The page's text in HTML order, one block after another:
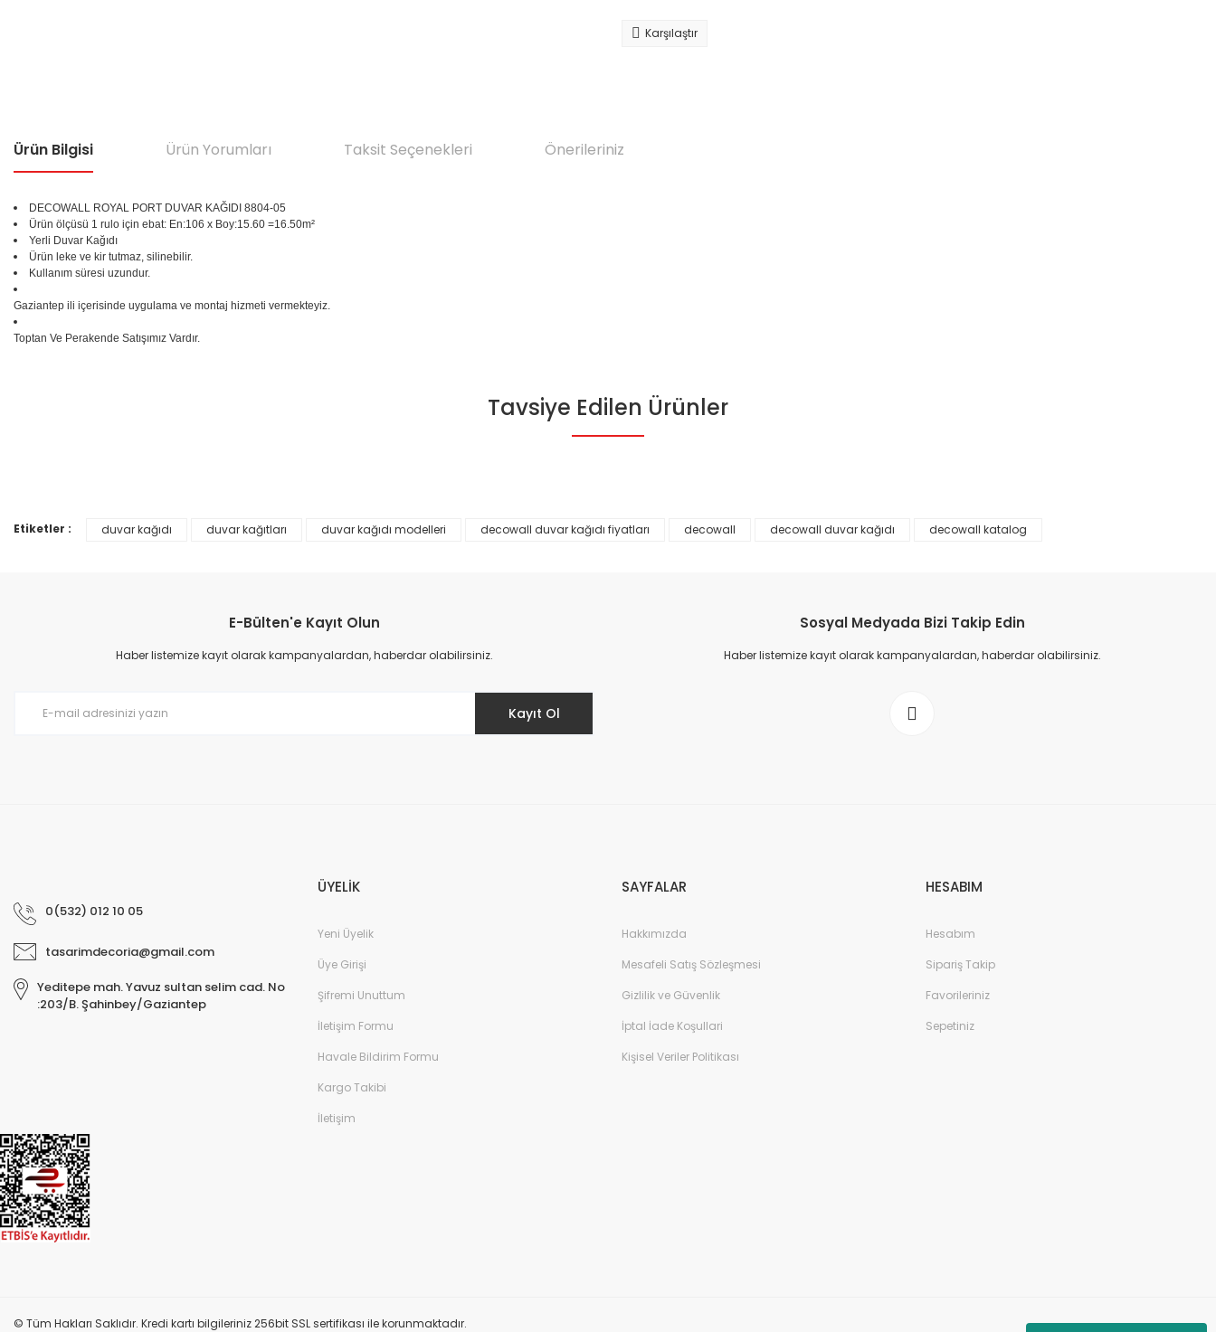
Karşılaştır
Ürün Bilgisi Ürün Yorumları Taksit Seçenekleri Önerileriniz
DECOWALL ROYAL PORT DUVAR KAĞIDI 8804-05
Ürün ölçüsü 1 rulo için ebat: En:106 x Boy:15.60 =16.50m²
Yerli Duvar Kağıdı
Ürün leke ve kir tutmaz, silinebilir.
Kullanım süresi uzundur.
Gaziantep ili içerisinde uygulama ve montaj hizmeti vermekteyiz.
Toptan Ve Perakende Satışımız Vardır.
Bu ürüne ilk yorumu siz yapın!
Bu ürünün fiyat bilgisi, resim, ürün açıklamalarında ve diğer konularda yetersiz gördüğünüz noktaları öneri formunu kullanarak tarafımıza iletebilirsiniz.
Ürün bilgilerinde hatalar bulunuyor.
Gönder
Tavsiye Edilen Ürünler
Etiketler : duvar kağıdı duvar kağıtları duvar kağıdı modelleri decowall duvar kağıdı fiyatları decowall decowall duvar kağıdı decowall katalog
E-Bülten'e Kayıt Olun
Haber listemize kayıt olarak kampanyalardan, haberdar olabilirsiniz.
Kayıt Ol
Sosyal Medyada Bizi Takip Edin
Haber listemize kayıt olarak kampanyalardan, haberdar olabilirsiniz.
0(532) 012 10 05
tasarimdecoria@gmail.com
Yeditepe mah. Yavuz sultan selim cad. No
:203/B. Şahinbey/Gaziantep
ÜYELİK
Yeni Üyelik
Üye Girişi
Şifremi Unuttum
İletişim Formu
Havale Bildirim Formu
Kargo Takibi
İletişim
SAYFALAR
Hakkımızda
Mesafeli Satış Sözleşmesi
Gizlilik ve Güvenlik
İptal İade Koşullari
Kişisel Veriler Politikası
HESABIM
Hesabım
Sipariş Takip
Favorileriniz
Sepetiniz
© Tüm Hakları Saklıdır. Kredi kartı bilgileriniz 256bit SSL sertifikası ile korunmaktadır.